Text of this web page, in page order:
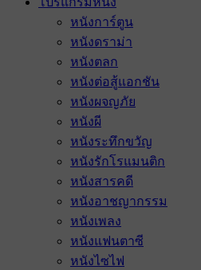
หนังการ์ตูน
หนังดราม่า
หนังตลก
หนังต่อสู้แอกชัน
หนังผจญภัย
หนังผี
หนังระทึกขวัญ
หนังรักโรแมนติก
หนังสารคดี
หนังอาชญากรรม
หนังเพลง
หนังแฟนตาซี
หนังไซไฟ